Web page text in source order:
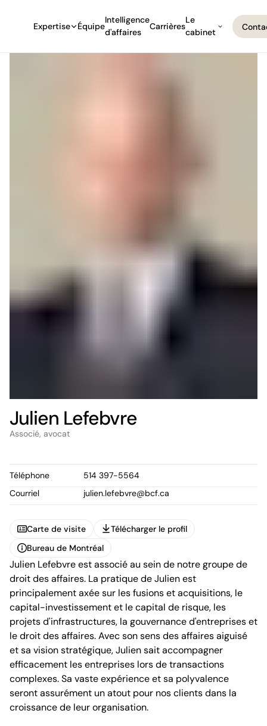
Expertise Équipe
Intelligence
d'affaires
Carrières
Le
cabinet
Julien Lefebvre
Associé, avocat
Téléphone
514 397-5564
Courriel
julien.lefebvre@bcf.ca
Carte de visite
Carte de visite
Télécharger le profil
Bureau de Montréal
Bureau de Montréal
1100, boulevard René-Lévesque Ouest, 25e étage
Montréal (Québec) H3B 5C9
Canada
Tél. (514) 397-8500
Fax. (514) 397-8515
info.bcf@bcf.ca
Julien Lefebvre est associé au sein de notre groupe de
droit des affaires. La pratique de Julien est
principalement axée sur les fusions et acquisitions, le
capital-investissement et le capital de risque, les
projets d'infrastructures, la gouvernance d'entreprises et
le droit des affaires. Avec son sens des affaires aiguisé
et sa vision stratégique, Julien sait accompagner
efficacement les entreprises lors de transactions
complexes. Sa vaste expérience et sa polyvalence
seront assurément un atout pour nos clients dans la
croissance de leur organisation.